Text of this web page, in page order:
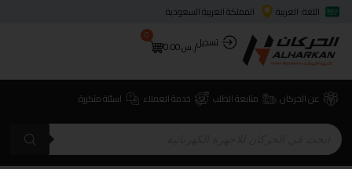
اللغة: العربية
المملكة العربية السعودية
تسجيلر.س0.00
0
عن الحركان متابعة الطلب خدمة العملاء اسئلة متكررة